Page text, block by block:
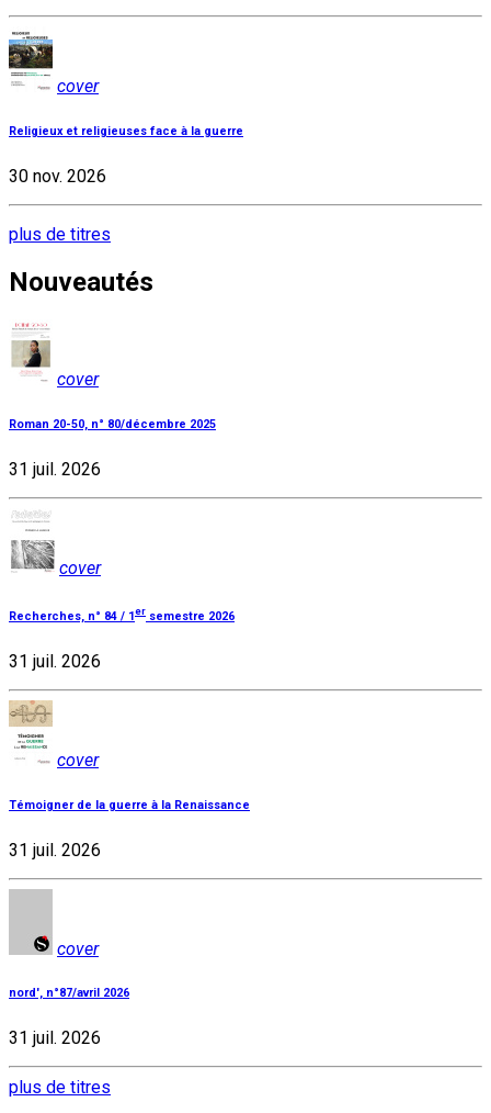
cover
Religieux et religieuses face à la guerre
30 nov. 2026
plus de titres
Nouveautés
cover
Roman 20-50, n° 80/décembre 2025
31 juil. 2026
cover
Recherches, n° 84 / 1er semestre 2026
31 juil. 2026
cover
Témoigner de la guerre à la Renaissance
31 juil. 2026
cover
nord', n°87/avril 2026
31 juil. 2026
plus de titres